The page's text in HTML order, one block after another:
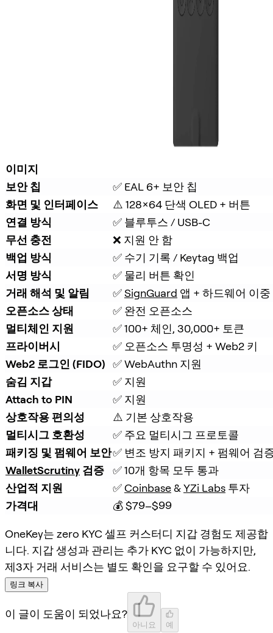
이미지
보안 칩
✅ EAL 6+ 보안 칩
화면 및 인터페이스
⚠️ 128×64 단색 OLED + 버튼
연결 방식
✅ 블루투스 / USB-C
무선 충전
❌ 지원 안 함
백업 방식
✅ 수기 기록 / Keytag 백업
서명 방식
✅ 물리 버튼 확인
거래 해석 및 알림
✅ SignGuard 앱 + 하드웨어 이
오픈소스 상태
✅ 완전 오픈소스
멀티체인 지원
✅ 100+ 체인, 30,000+ 토큰
프라이버시
✅ 오픈소스 투명성 + Web2 키
Web2 로그인 (FIDO)
✅ WebAuthn 지원
숨김 지갑
✅ 지원
Attach to PIN
✅ 지원
상호작용 편의성
⚠️ 기본 상호작용
멀티시그 호환성
✅ 주요 멀티시그 프로토콜
패키징 및 펌웨어 보안✅ 변조 방지 패키지 + 펌웨어 검
WalletScrutiny 검증
✅ 10개 항목 모두 통과
산업적 지원
✅ Coinbase & YZi Labs 투자
가격대
💰 $79–$99
OneKey는 zero KYC 셀프 커스터디 지갑 경험도 제공합
니다. 지갑 생성과 관리는 추가 KYC 없이 가능하지만,
제3자 거래 서비스는 별도 확인을 요구할 수 있어요.
링크 복사
이 글이 도움이 되었나요?
아니요 예